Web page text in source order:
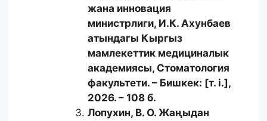
жана инновация
министрлиги, И.К. Ахунбаев
атындагы Кыргыз
мамлекеттик медициналык
академиясы, Стоматология
факультети. – Бишкек: [т. i.],
2026. – 108 б.
Лопухин, В. О. Жаңыдан